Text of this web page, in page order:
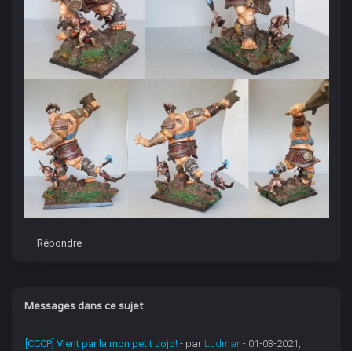
Répondre
Messages dans ce sujet
[CCCP] Vient par la mon petit Jojo! - par Ludmar - 01-03-2021,